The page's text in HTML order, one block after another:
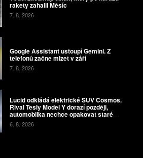
rakety zahalil Měsíc
7. 8. 2026
Google Assistant ustoupí Gemini. Z
telefonů začne mizet v září
7. 8. 2026
Lucid odkládá elektrické SUV Cosmos.
Rival Tesly Model Y dorazí později,
automobilka nechce opakovat staré
chyby
6. 8. 2026